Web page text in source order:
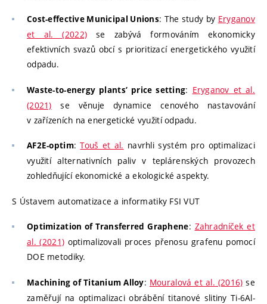
Cost-effective Municipal Unions: The study by Eryganov
et al. (2022) se zabývá formováním ekonomicky
efektivních svazů obcí s prioritizací energetického využití
odpadu.
Waste-to-energy plants’ price setting: Eryganov et al.
(2021) se věnuje dynamice cenového nastavování
v zařízeních na energetické využití odpadu.
AF2E-optim:Touš et al. navrhli systém pro optimalizaci
využití alternativních paliv v teplárenských provozech
zohledňující ekonomické a ekologické aspekty.
S Ústavem automatizace a informatiky FSI VUT
Optimization of Transferred Graphene: Zahradníček et
al. (2021) optimalizovali proces přenosu grafenu pomocí
DOE metodiky.
Machining of Titanium Alloy: Mouralová et al. (2016) se
zaměřují na optimalizaci obrábění titanové slitiny Ti-6Al-